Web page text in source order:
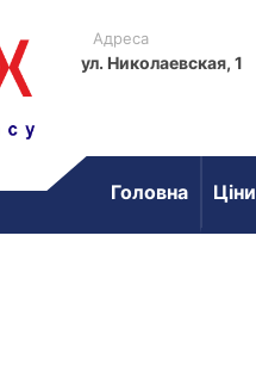
Адреса
ул. Николаевская, 1
Головна Ціни